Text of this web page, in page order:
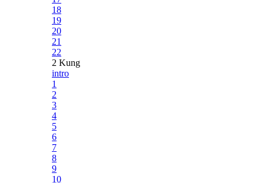
18
19
20
21
22
2 Kung
intro
1
2
3
4
5
6
7
8
9
10